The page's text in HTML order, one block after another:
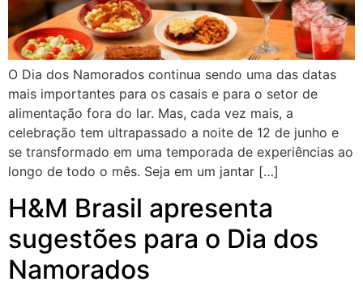
O Dia dos Namorados continua sendo uma das datas
mais importantes para os casais e para o setor de
alimentação fora do lar. Mas, cada vez mais, a
celebração tem ultrapassado a noite de 12 de junho e
se transformado em uma temporada de experiências ao
longo de todo o mês. Seja em um jantar […]
H&M Brasil apresenta
sugestões para o Dia dos
Namorados